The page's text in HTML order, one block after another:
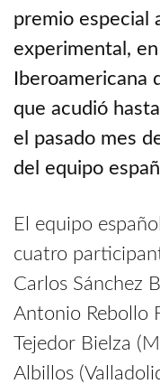
premio especial
experimental,
Iberoamericana
que acudió
el pasado mes
del equipo
El equipo
cuatro
Carlos Sánchez
Antonio Rebollo
Tejedor Bielza
Albillos